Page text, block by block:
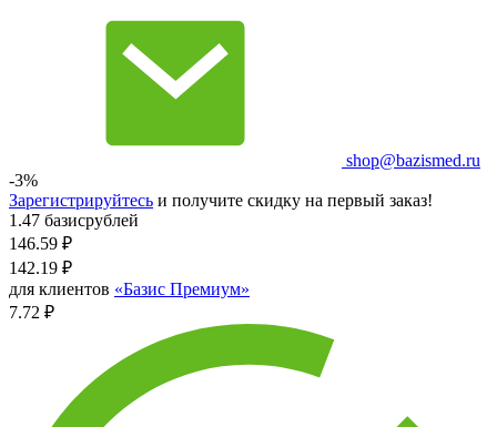
shop@bazismed.ru
-3%
Зарегистрируйтесь и получите скидку на первый заказ!
1.47 базисрублей
146.59 ₽
142.19 ₽
для клиентов «Базис Премиум»
7.72 ₽